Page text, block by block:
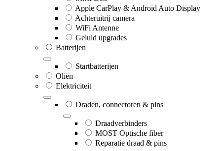
Apple CarPlay & Android Auto Display
Achteruitrij camera
WiFi Antenne
Geluid upgrades
Batterijen
Startbatterijen
Oliën
Elektriciteit
Draden, connectoren & pins
Draadverbinders
MOST Optische fiber
Reparatie draad & pins